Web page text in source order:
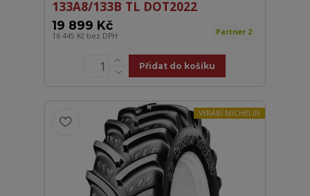
133A8/133B TL DOT2022
19 899 Kč
16 445 Kč bez DPH Partner 2
Přidat do košíku
VYRÁBÍ MICHELIN